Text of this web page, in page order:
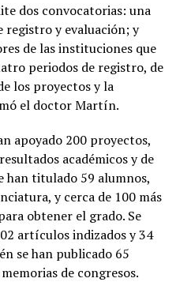
dos convocatorias: una
registro y evaluación; y
de las instituciones que
periodos de registro, de
los proyectos y la
el doctor Martín.
apoyado 200 proyectos,
académicos y de
han titulado 59 alumnos,
y cerca de 100 más
obtener el grado. Se
artículos indizados y 34
se han publicado 65
de congresos.